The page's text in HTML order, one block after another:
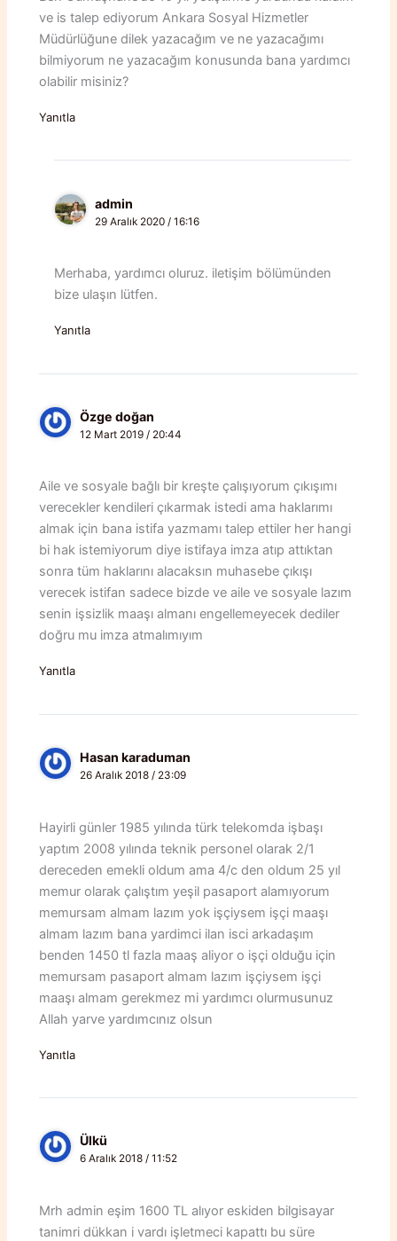
ve is talep ediyorum Ankara Sosyal Hizmetler
Müdürlüğune dilek yazacağım ve ne yazacağımı
bilmiyorum ne yazacağım konusunda bana yardımcı
olabilir misiniz?
Yanıtla
admin
29 Aralık 2020 / 16:16
Merhaba, yardımcı oluruz. iletişim bölümünden
bize ulaşın lütfen.
Yanıtla
Özge doğan
12 Mart 2019 / 20:44
Aile ve sosyale bağlı bir kreşte çalışıyorum çıkışımı
verecekler kendileri çıkarmak istedi ama haklarımı
almak için bana istifa yazmamı talep ettiler her hangi
bi hak istemiyorum diye istifaya imza atıp attıktan
sonra tüm haklarını alacaksın muhasebe çıkışı
verecek istifan sadece bizde ve aile ve sosyale lazım
senin işsizlik maaşı almanı engellemeyecek dediler
doğru mu imza atmalımıyım
Yanıtla
Hasan karaduman
26 Aralık 2018 / 23:09
Hayirli günler 1985 yılında türk telekomda işbaşı
yaptım 2008 yılında teknik personel olarak 2/1
dereceden emekli oldum ama 4/c den oldum 25 yıl
memur olarak çalıştım yeşil pasaport alamıyorum
memursam almam lazım yok işçiysem işçi maaşı
almam lazım bana yardimci ilan isci arkadaşım
benden 1450 tl fazla maaş aliyor o işçi olduğu için
memursam pasaport almam lazım işçiysem işçi
maaşı almam gerekmez mi yardımcı olurmusunuz
Allah yarve yardımcınız olsun
Yanıtla
Ülkü
6 Aralık 2018 / 11:52
Mrh admin eşim 1600 TL alıyor eskiden bilgisayar
tanimri dükkan i vardı işletmeci kapattı bu süre